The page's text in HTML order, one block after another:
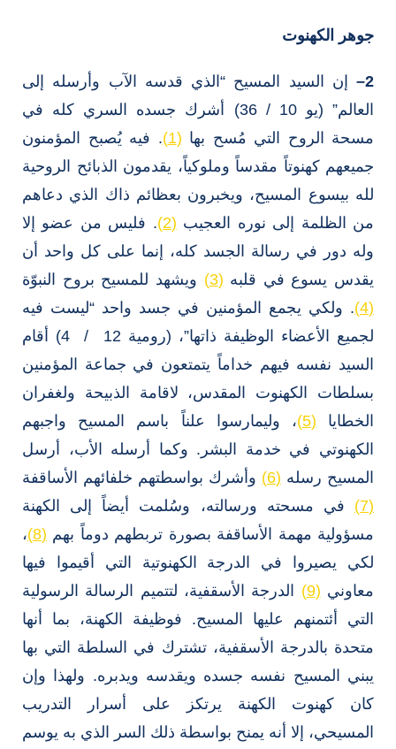
جوهر الكهنوت
2
–
إن السيد المسيح “الذي قدسه الآب وأرسله إلى
العالم” (يو 10 / 36) أشرك جسده السري كله في
مسحة الروح التي مُسح بها (1)
. فيه يُصبح المؤمنون
جميعهم كهنوتاً مقدساً وملوكياً، يقدمون الذبائح الروحية
لله بيسوع المسيح، ويخبرون بعظائم ذاك الذي دعاهم
من الظلمة إلى نوره العجيب (2)
. فليس من عضو إلا
وله دور في رسالة الجسد كله، إنما على كل واحد أن
يقدس يسوع في قلبه (3)
ويشهد للمسيح بروح النبوّة
(4)
. ولكي يجمع المؤمنين في جسد واحد “ليست فيه
لجميع الأعضاء الوظيفة ذاتها”، (رومية 12 / 4) أقام
السيد نفسه فيهم خداماً يتمتعون في جماعة المؤمنين
بسلطات الكهنوت المقدس، لاقامة الذبيحة ولغفران
الخطايا (5)
، وليمارسوا علناً باسم المسيح واجبهم
الكهنوتي في خدمة البشر. وكما أرسله الأب، أرسل
المسيح رسله (6)
وأشرك بواسطتهم خلفائهم الأساقفة
(7)
في مسحته ورسالته، وسُلمت أيضاً إلى الكهنة
مسؤولية مهمة الأساقفة بصورة تربطهم دوماً بهم (8)
،
لكي يصيروا في الدرجة الكهنوتية التي أقيموا فيها
معاوني (9)
الدرجة الأسقفية، لتتميم الرسالة الرسولية
التي أئتمنهم عليها المسيح. فوظيفة الكهنة، بما أنها
متحدة بالدرجة الأسقفية، تشترك في السلطة التي بها
يبني المسيح نفسه جسده ويقدسه ويدبره. ولهذا وإن
كان كهنوت الكهنة يرتكز على أسرار التدريب
المسيحي، إلا أنه يمنح بواسطة ذلك السر الذي به يوسم